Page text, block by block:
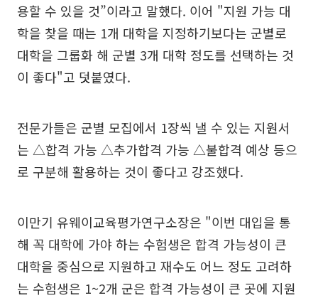
용할 수 있을 것”이라고 말했다. 이어 "지원 가능 대
학을 찾을 때는 1개 대학을 지정하기보다는 군별로
대학을 그룹화 해 군별 3개 대학 정도를 선택하는 것
이 좋다"고 덧붙였다.
전문가들은 군별 모집에서 1장씩 낼 수 있는 지원서
는 △합격 가능 △추가합격 가능 △불합격 예상 등으
로 구분해 활용하는 것이 좋다고 강조했다.
이만기 유웨이교육평가연구소장은 "이번 대입을 통
해 꼭 대학에 가야 하는 수험생은 합격 가능성이 큰
대학을 중심으로 지원하고 재수도 어느 정도 고려하
는 수험생은 1~2개 군은 합격 가능성이 큰 곳에 지원